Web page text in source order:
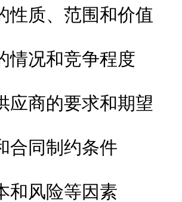
性质、范围和价值
情况和竞争程度
应商的要求和期望
合同制约条件
和风险等因素